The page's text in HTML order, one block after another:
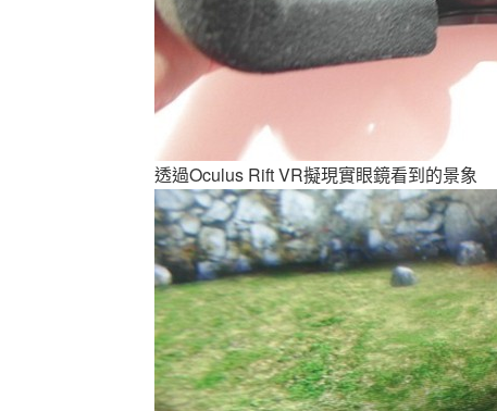
透過Oculus Rift VR擬現實眼鏡看到的景象